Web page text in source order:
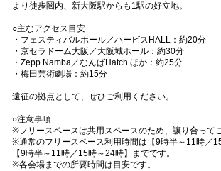
より徒歩圏内、新大阪駅からも1駅の好立地。
○主なアクセス目安
・フェスティバルホール／ハービスHALL：約20分
・京セラドーム大阪／大阪城ホール：約30分
・Zepp Namba／なんばHatch ほか：約25分
・梅田芸術劇場：約15分
遠征の拠点として、ぜひご利用ください。
○注意事項
※フリースペースは共用スペースのため、譲り合って
※通常のフリースペース利用時間は【9時半～11時／
【9時半～11時／15時～24時】までです。
※各会場までの所要時間は目安です。